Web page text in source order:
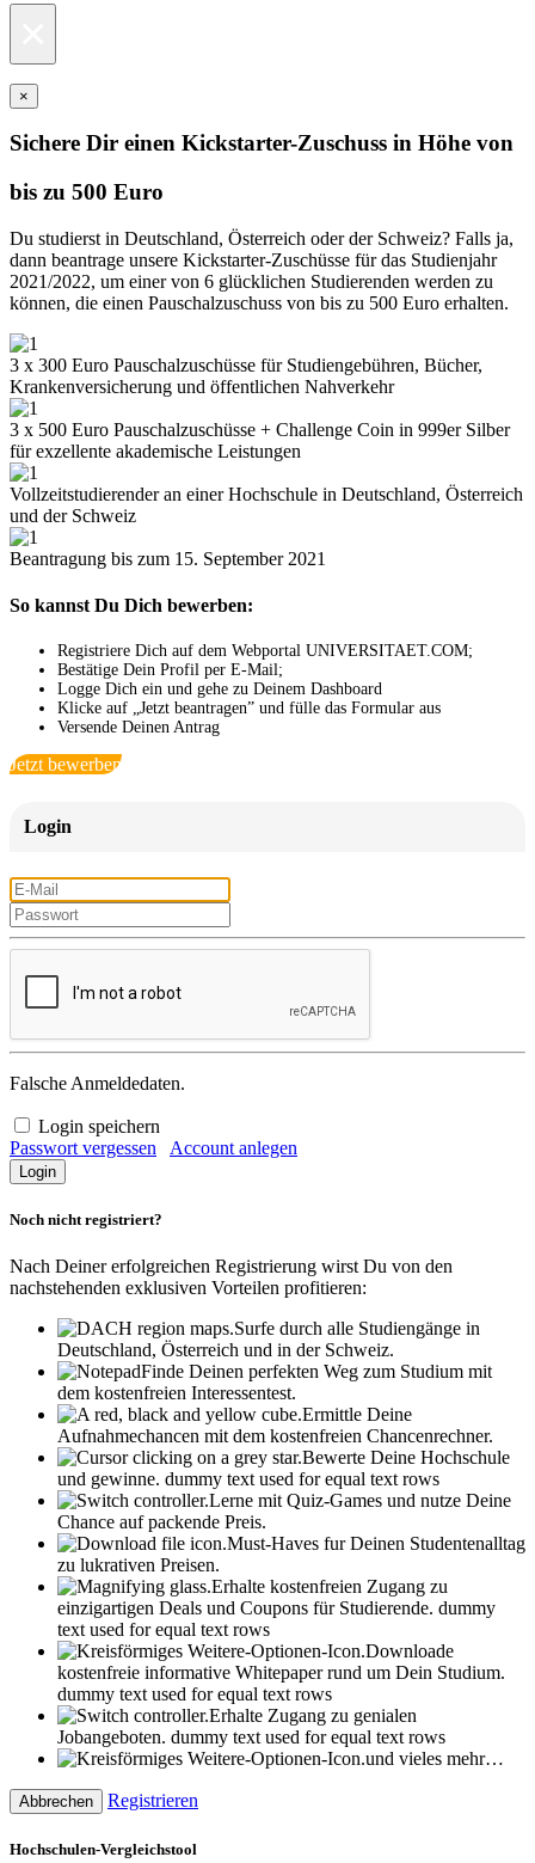
×
Sichere Dir einen Kickstarter-Zuschuss in Höhe von
bis zu 500 Euro
Du studierst in Deutschland, Österreich oder der Schweiz? Falls ja,
dann beantrage unsere Kickstarter-Zuschüsse für das Studienjahr
2021/2022, um einer von 6 glücklichen Studierenden werden zu
können, die einen Pauschalzuschuss von bis zu 500 Euro erhalten.
3 x 300 Euro Pauschalzuschüsse für Studiengebühren, Bücher,
Krankenversicherung und öffentlichen Nahverkehr
3 x 500 Euro Pauschalzuschüsse + Challenge Coin in 999er Silber
für exzellente akademische Leistungen
Vollzeitstudierender an einer Hochschule in Deutschland, Österreich
und der Schweiz
Beantragung bis zum 15. September 2021
So kannst Du Dich bewerben:
Registriere Dich auf dem Webportal UNIVERSITAET.COM;
Bestätige Dein Profil per E-Mail;
Logge Dich ein und gehe zu Deinem Dashboard
Klicke auf „Jetzt beantragen” und fülle das Formular aus
Versende Deinen Antrag
Jetzt bewerben
Login
Falsche Anmeldedaten.
Login speichern
Passwort vergessen
Account anlegen
Noch nicht registriert?
Nach Deiner erfolgreichen Registrierung wirst Du von den
nachstehenden exklusiven Vorteilen profitieren:
Surfe durch alle Studiengänge in
Deutschland, Österreich und in der Schweiz.
Finde Deinen perfekten Weg zum Studium mit
dem kostenfreien Interessentest.
Ermittle Deine
Aufnahmechancen mit dem kostenfreien Chancenrechner.
Bewerte Deine Hochschule
und gewinne. dummy text used for equal text rows
Lerne mit Quiz-Games und nutze Deine
Chance auf packende Preis.
Must-Haves fur Deinen Studentenalltag
zu lukrativen Preisen.
Erhalte kostenfreien Zugang zu
einzigartigen Deals und Coupons für Studierende. dummy
text used for equal text rows
Downloade
kostenfreie informative Whitepaper rund um Dein Studium.
dummy text used for equal text rows
Erhalte Zugang zu genialen
Jobangeboten. dummy text used for equal text rows
und vieles mehr…
Abbrechen Registrieren
Hochschulen-Vergleichstool